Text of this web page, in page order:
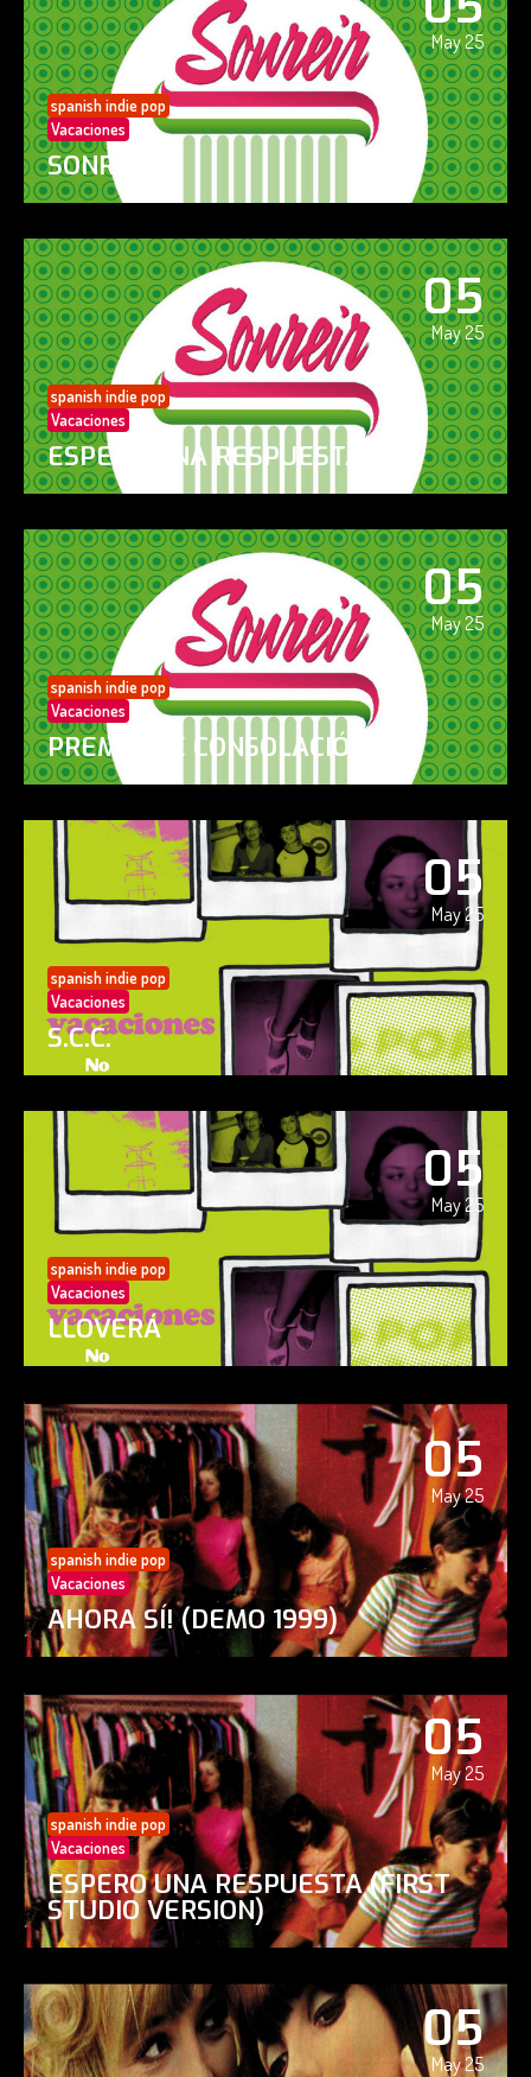
May 25
spanish indie pop
Vacaciones
SONREÍR
05
May 25
spanish indie pop
Vacaciones
ESPERO UNA RESPUESTA
05
May 25
spanish indie pop
Vacaciones
PREMIO DE CONSOLACIÓN
05
May 25
spanish indie pop
Vacaciones
S.C.C.
05
May 25
spanish indie pop
Vacaciones
LLOVERÁ
05
May 25
spanish indie pop
Vacaciones
AHORA SÍ! (DEMO 1999)
05
May 25
spanish indie pop
Vacaciones
ESPERO UNA RESPUESTA (FIRST
STUDIO VERSION)
05
May 25